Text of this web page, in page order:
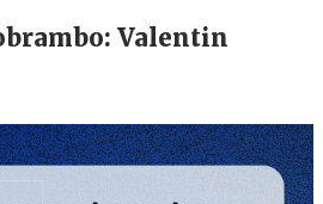
Valentin